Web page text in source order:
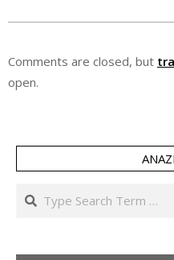
Comments are closed, but
open.
Search